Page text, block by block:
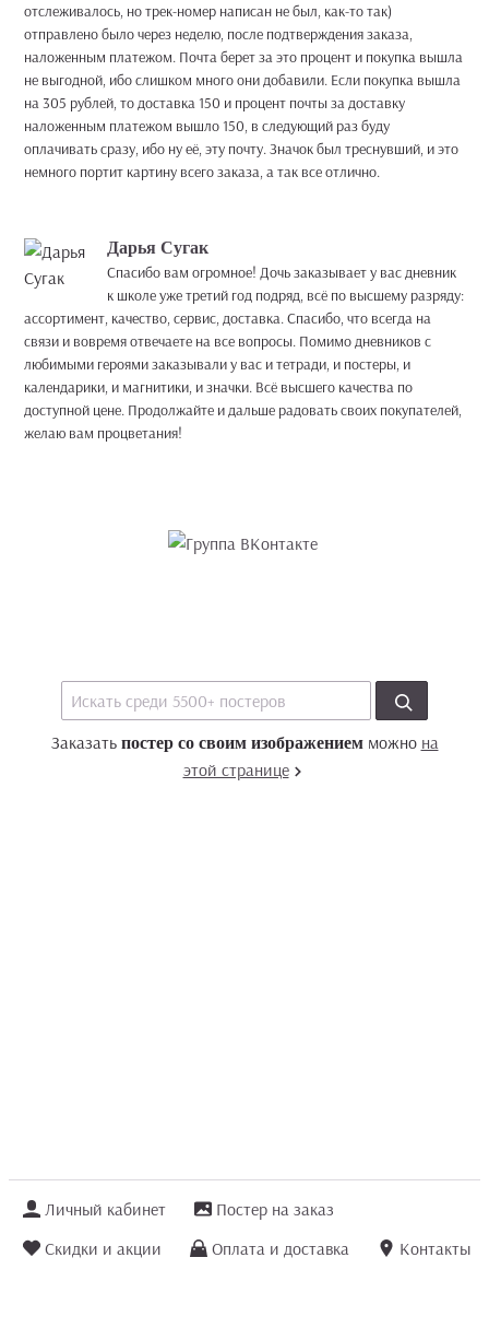
отслеживалось, но трек-номер написан не был, как-то так)
отправлено было через неделю, после подтверждения заказа,
наложенным платежом. Почта берет за это процент и покупка вышла
не выгодной, ибо слишком много они добавили. Если покупка вышла
на 305 рублей, то доставка 150 и процент почты за доставку
наложенным платежом вышло 150, в следующий раз буду
оплачивать сразу, ибо ну её, эту почту. Значок был треснувший, и это
немного портит картину всего заказа, а так все отлично.
Дарья Сугак
Спасибо вам огромное! Дочь заказывает у вас дневник
к школе уже третий год подряд, всё по высшему разряду:
ассортимент, качество, сервис, доставка. Спасибо, что всегда на
связи и вовремя отвечаете на все вопросы. Помимо дневников с
любимыми героями заказывали у вас и тетради, и постеры, и
календарики, и магнитики, и значки. Всё высшего качества по
доступной цене. Продолжайте и дальше радовать своих покупателей,
желаю вам процветания!
Заказать постер со своим изображениемможно на
этой странице
Личный кабинет
Постер на заказ
Скидки и акции
Оплата и доставка
Контакты